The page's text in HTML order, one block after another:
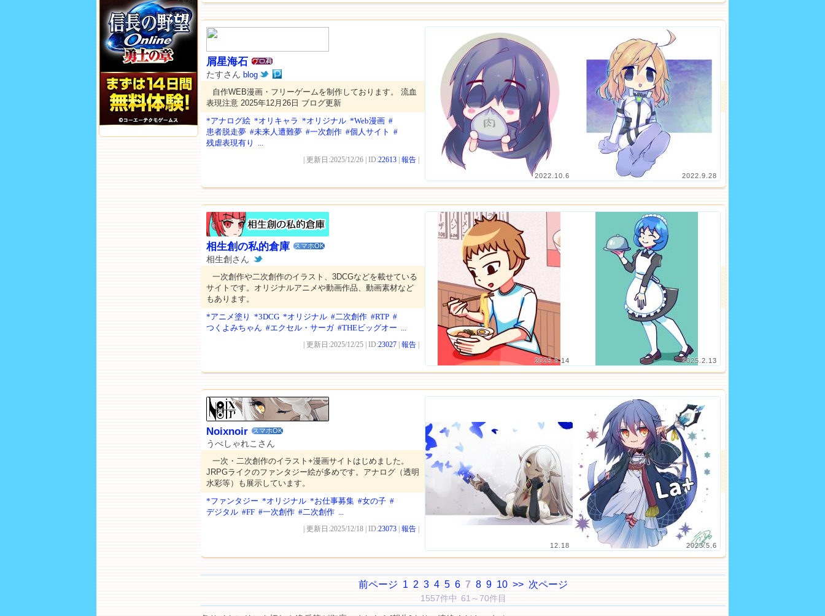
2022.10.6 2022.9.28
屑星海石
たすさん blog
自作WEB漫画・フリーゲームを制作しております。 流血
表現注意 2025年12月26日 ブログ更新
*アナログ絵 *オリキャラ *オリジナル *Web漫画 #
患者脱走夢 #未来人遭難夢 #一次創作 #個人サイト #
残虐表現有り
...
| 更新日:2025/12/26 | ID:22613 報告
2025.6.14 2025.2.13
相生創の私的倉庫 スマホOK
相生創さん
一次創作や二次創作のイラスト、3DCGなどを載せている
サイトです。オリジナルアニメや動画作品、動画素材など
もあります。
*アニメ塗り *3DCG *オリジナル #二次創作 #RTP #
つくよみちゃん #エクセル・サーガ #THEビッグオー ...
| 更新日:2025/12/25 | ID:23027 報告
12.18 2023.5.6
Noixnoir スマホOK
うべしゃれこさん
一次・二次創作のイラスト+漫画サイトはじめました。
JRPGライクのファンタジー絵が多めです。アナログ（透明
水彩等）も展示しています。
*ファンタジー *オリジナル *お仕事募集 #女の子 #
デジタル #FF #一次創作 #二次創作 ...
| 更新日:2025/12/18 | ID:23073 報告
前ページ 1 2 3 4 5 6 7 8 9 10 >> 次ページ
1557件中 61～70件目